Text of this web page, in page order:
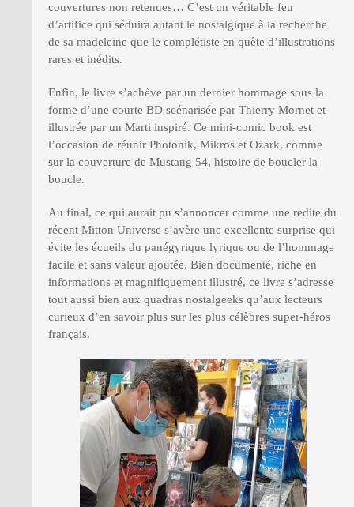
couvertures non retenues… C’est un véritable feu
d’artifice qui séduira autant le nostalgique à la recherche
de sa madeleine que le complétiste en quête d’illustrations
rares et inédits.
Enfin, le livre s’achève par un dernier hommage sous la
forme d’une courte BD scénarisée par Thierry Mornet et
illustrée par un Marti inspiré. Ce mini-comic book est
l’occasion de réunir Photonik, Mikros et Ozark, comme
sur la couverture de Mustang 54, histoire de boucler la
boucle.
Au final, ce qui aurait pu s’annoncer comme une redite du
récent Mitton Universe s’avère une excellente surprise qui
évite les écueils du panégyrique lyrique ou de l’hommage
facile et sans valeur ajoutée. Bien documenté, riche en
informations et magnifiquement illustré, ce livre s’adresse
tout aussi bien aux quadras nostalgeeks qu’aux lecteurs
curieux d’en savoir plus sur les plus célèbres super-héros
français.